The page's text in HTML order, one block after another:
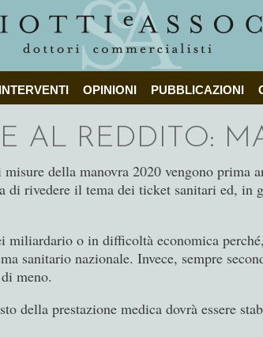
INTERVENTI OPINIONI PUBBLICAZIONI
AL REDDITO:
della manovra 2020 vengono
di rivedere il tema dei ticket sanitari ed,
miliardario o in difficoltà economica
sanitario nazionale. Invece, sempre
meno.
della prestazione medica dovrà essere